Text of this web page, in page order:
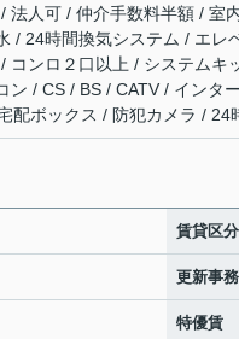
法人可 / 仲介手数料半額 / 室
/ 24時間換気システム / エ
コンロ２口以上 / システム
ン / CS / BS / CATV / インタ
配ボックス / 防犯カメラ / 24
賃貸区分
更新事
特優賃